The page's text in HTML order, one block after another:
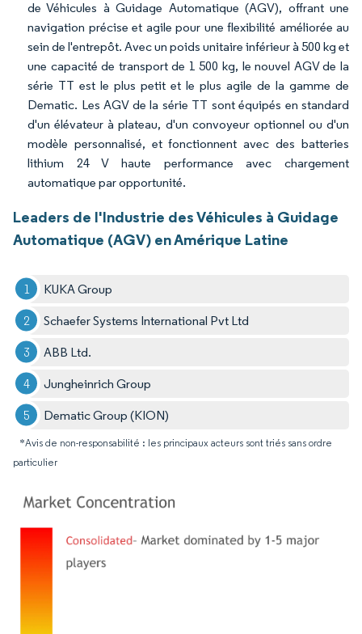
de Véhicules à Guidage Automatique (AGV), offrant une
navigation précise et agile pour une flexibilité améliorée au
sein de l'entrepôt. Avec un poids unitaire inférieur à 500 kg et
une capacité de transport de 1 500 kg, le nouvel AGV de la
série TT est le plus petit et le plus agile de la gamme de
Dematic. Les AGV de la série TT sont équipés en standard
d'un élévateur à plateau, d'un convoyeur optionnel ou d'un
modèle personnalisé, et fonctionnent avec des batteries
lithium 24 V haute performance avec chargement
automatique par opportunité.
Leaders de l'Industrie des Véhicules à Guidage
Automatique (AGV) en Amérique Latine
KUKA Group
Schaefer Systems International Pvt Ltd
ABB Ltd.
Jungheinrich Group
Dematic Group (KION)
*Avis de non-responsabilité : les principaux acteurs sont triés sans ordre
particulier